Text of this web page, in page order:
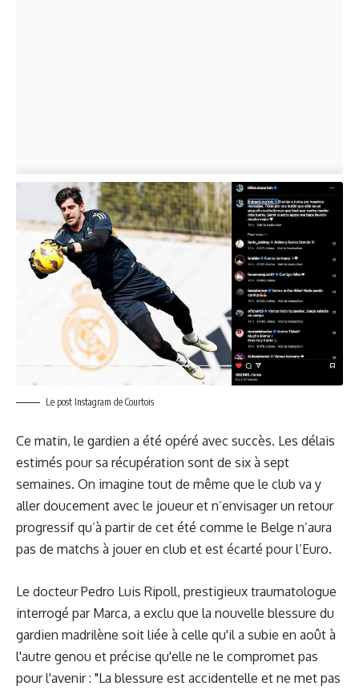
Le post Instagram de Courtois
Ce matin, le gardien a été opéré avec succès. Les délais
estimés pour sa récupération sont de six à sept
semaines. On imagine tout de même que le club va y
aller doucement avec le joueur et n’envisager un retour
progressif qu’à partir de cet été comme le Belge n’aura
pas de matchs à jouer en club et est écarté pour l’Euro.
Le docteur Pedro Luis Ripoll, prestigieux traumatologue
interrogé par Marca, a exclu que la nouvelle blessure du
gardien madrilène soit liée à celle qu'il a subie en août à
l'autre genou et précise qu'elle ne le compromet pas
pour l'avenir : "La blessure est accidentelle et ne met pas